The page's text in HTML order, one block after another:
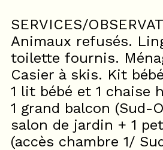
SERVICES/
Animaux refusés.
toilette fournis.
Casier à skis. Kit
1 lit bébé et 1 chaise
1 grand balcon (Sud-
salon de jardin + 1
(accès chambre 1/